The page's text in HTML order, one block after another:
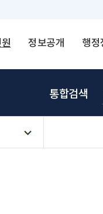
정보공개 행정
통합검색